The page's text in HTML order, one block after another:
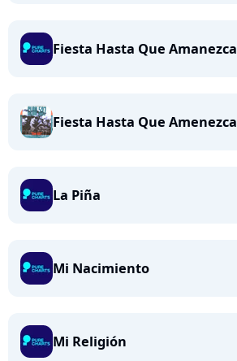
Fiesta Hasta Que Amanezca
Fiesta Hasta Que Amenezca
La Piña
Mi Nacimiento
Mi Religión